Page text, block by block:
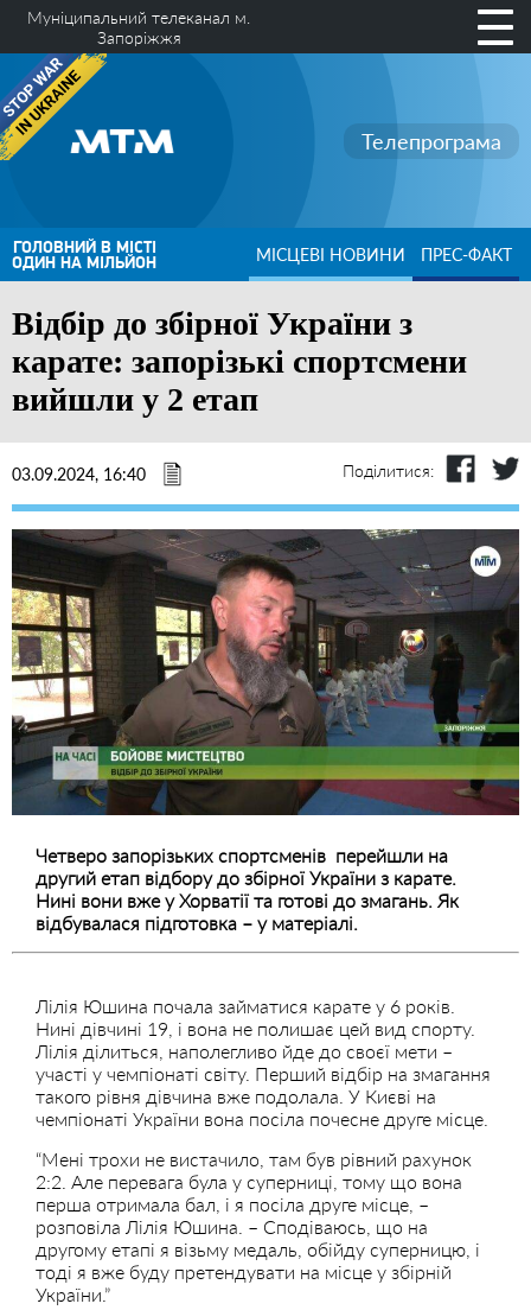
Муніципальний телеканал м.
Запоріжжя
Телепрограма
ГОЛОВНИЙ В МІСТІ
ОДИН НА МІЛЬЙОН МІСЦЕВІ НОВИНИ ПРЕС-ФАКТ
Відбір до збірної України з
карате: запорізькі спортсмени
вийшли у 2 етап
03.09.2024, 16:40 Поділитися:
Четверо запорізьких спортсменів перейшли на
другий етап відбору до збірної України з карате.
Нині вони вже у Хорватії та готові до змагань. Як
відбувалася підготовка – у матеріалі.
Лілія Юшина почала займатися карате у 6 років.
Нині дівчині 19, і вона не полишає цей вид спорту.
Лілія ділиться, наполегливо йде до своєї мети –
участі у чемпіонаті світу. Перший відбір на змагання
такого рівня дівчина вже подолала. У Києві на
чемпіонаті України вона посіла почесне друге місце.
“Мені трохи не вистачило, там був рівний рахунок
2:2. Але перевага була у суперниці, тому що вона
перша отримала бал, і я посіла друге місце, –
розповіла Лілія Юшина. – Сподіваюсь, що на
другому етапі я візьму медаль, обійду суперницю, і
тоді я вже буду претендувати на місце у збірній
України.”